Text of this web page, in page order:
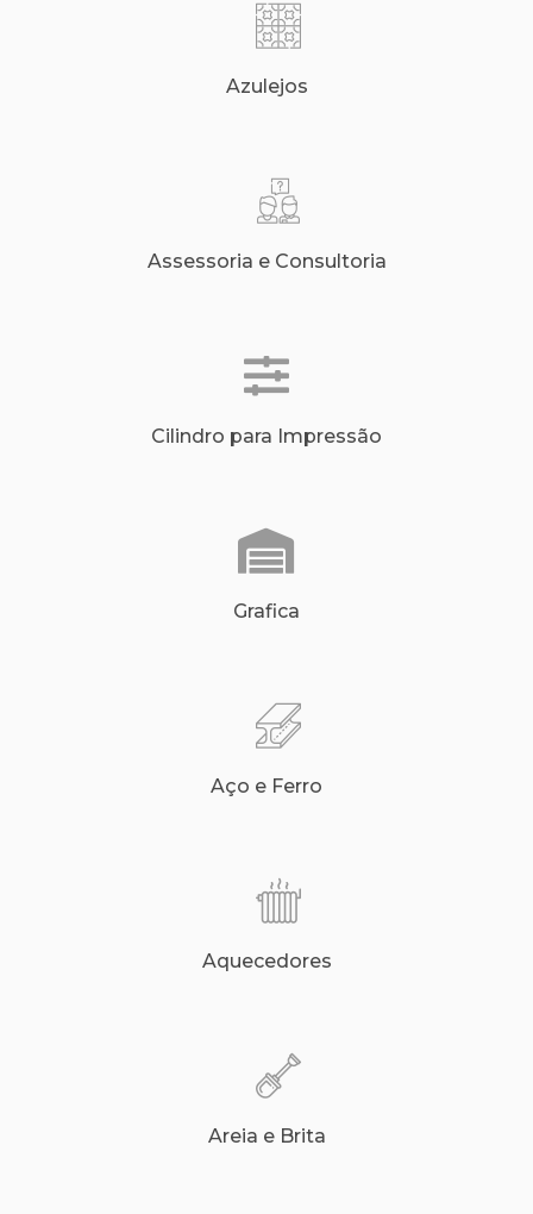
Azulejos
Assessoria e Consultoria
Cilindro para Impressão
Grafica
Aço e Ferro
Aquecedores
Areia e Brita